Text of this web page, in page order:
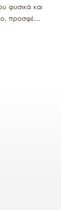
φυσικά και
προσφέρει